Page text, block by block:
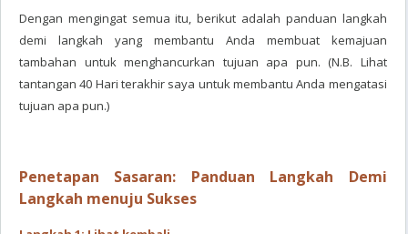
Dengan mengingat semua itu, berikut adalah panduan langkah
demi langkah yang membantu Anda membuat kemajuan
tambahan untuk menghancurkan tujuan apa pun. (N.B. Lihat
tantangan 40 Hari terakhir saya untuk membantu Anda mengatasi
tujuan apa pun.)
Penetapan Sasaran: Panduan Langkah Demi
Langkah menuju Sukses